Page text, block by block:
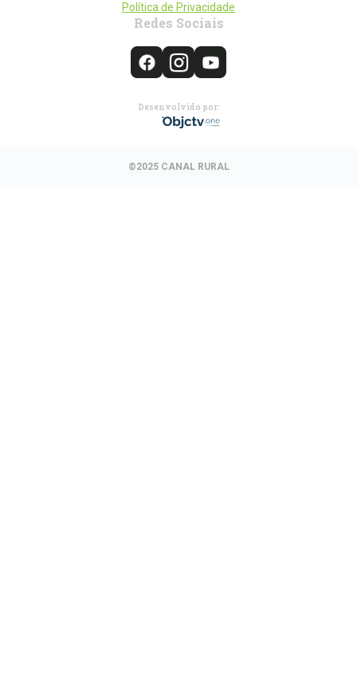
Política de Privacidade
Redes Sociais
Desenvolvido por:
©2025 CANAL RURAL